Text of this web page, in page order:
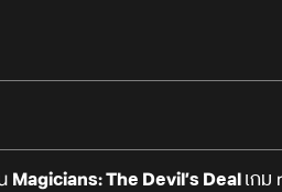
Magicians: The Devil’s Deal เกม